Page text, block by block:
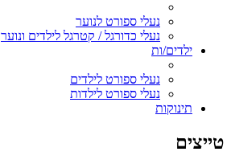
נעלי ספורט לנוער
נעלי כדורגל / קטרגל לילדים ונוער
ילדים/ות
נעלי ספורט לילדים
נעלי ספורט לילדות
תינוקות
טייצים